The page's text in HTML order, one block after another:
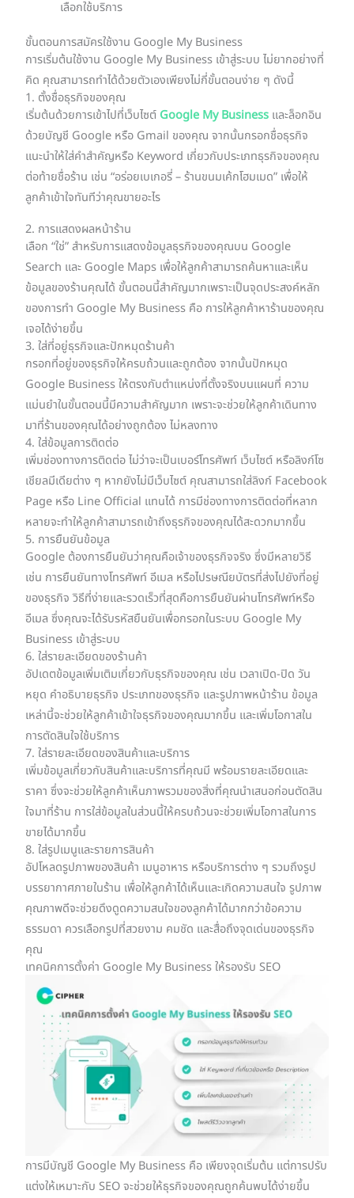
เลือกใช้บริการ
ขั้นตอนการสมัครใช้งาน Google My Business
การเริ่มต้นใช้งาน Google My Business เข้าสู่ระบบ ไม่ยากอย่างที่
คิด คุณสามารถทำได้ด้วยตัวเองเพียงไม่กี่ขั้นตอนง่าย ๆ ดังนี้
1. ตั้งชื่อธุรกิจของคุณ
เริ่มต้นด้วยการเข้าไปที่เว็บไซต์ Google My Business และล็อกอิน
ด้วยบัญชี Google หรือ Gmail ของคุณ จากนั้นกรอกชื่อธุรกิจ
แนะนำให้ใส่คำสำคัญหรือ Keyword เกี่ยวกับประเภทธุรกิจของคุณ
ต่อท้ายชื่อร้าน เช่น “อร่อยเบเกอรี่ – ร้านขนมเค้กโฮมเมด” เพื่อให้
ลูกค้าเข้าใจทันทีว่าคุณขายอะไร
2. การแสดงผลหน้าร้าน
เลือก “ใช่” สำหรับการแสดงข้อมูลธุรกิจของคุณบน Google
Search และ Google Maps เพื่อให้ลูกค้าสามารถค้นหาและเห็น
ข้อมูลของร้านคุณได้ ขั้นตอนนี้สำคัญมากเพราะเป็นจุดประสงค์หลัก
ของการทำ Google My Business คือ การให้ลูกค้าหาร้านของคุณ
เจอได้ง่ายขึ้น
3. ใส่ที่อยู่ธุรกิจและปักหมุดร้านค้า
กรอกที่อยู่ของธุรกิจให้ครบถ้วนและถูกต้อง จากนั้นปักหมุด
Google Business ให้ตรงกับตำแหน่งที่ตั้งจริงบนแผนที่ ความ
แม่นยำในขั้นตอนนี้มีความสำคัญมาก เพราะจะช่วยให้ลูกค้าเดินทาง
มาที่ร้านของคุณได้อย่างถูกต้อง ไม่หลงทาง
4. ใส่ข้อมูลการติดต่อ
เพิ่มช่องทางการติดต่อ ไม่ว่าจะเป็นเบอร์โทรศัพท์ เว็บไซต์ หรือลิงก์โซ
เชียลมีเดียต่าง ๆ หากยังไม่มีเว็บไซต์ คุณสามารถใส่ลิงก์ Facebook
Page หรือ Line Official แทนได้ การมีช่องทางการติดต่อที่หลาก
หลายจะทำให้ลูกค้าสามารถเข้าถึงธุรกิจของคุณได้สะดวกมากขึ้น
5. การยืนยันข้อมูล
Google ต้องการยืนยันว่าคุณคือเจ้าของธุรกิจจริง ซึ่งมีหลายวิธี
เช่น การยืนยันทางโทรศัพท์ อีเมล หรือไปรษณียบัตรที่ส่งไปยังที่อยู่
ของธุรกิจ วิธีที่ง่ายและรวดเร็วที่สุดคือการยืนยันผ่านโทรศัพท์หรือ
อีเมล ซึ่งคุณจะได้รับรหัสยืนยันเพื่อกรอกในระบบ Google My
Business เข้าสู่ระบบ
6. ใส่รายละเอียดของร้านค้า
อัปเดตข้อมูลเพิ่มเติมเกี่ยวกับธุรกิจของคุณ เช่น เวลาเปิด-ปิด วัน
หยุด คำอธิบายธุรกิจ ประเภทของธุรกิจ และรูปภาพหน้าร้าน ข้อมูล
เหล่านี้จะช่วยให้ลูกค้าเข้าใจธุรกิจของคุณมากขึ้น และเพิ่มโอกาสใน
การตัดสินใจใช้บริการ
7. ใส่รายละเอียดของสินค้าและบริการ
เพิ่มข้อมูลเกี่ยวกับสินค้าและบริการที่คุณมี พร้อมรายละเอียดและ
ราคา ซึ่งจะช่วยให้ลูกค้าเห็นภาพรวมของสิ่งที่คุณนำเสนอก่อนตัดสิน
ใจมาที่ร้าน การใส่ข้อมูลในส่วนนี้ให้ครบถ้วนจะช่วยเพิ่มโอกาสในการ
ขายได้มากขึ้น
8. ใส่รูปเมนูและรายการสินค้า
อัปโหลดรูปภาพของสินค้า เมนูอาหาร หรือบริการต่าง ๆ รวมถึงรูป
บรรยากาศภายในร้าน เพื่อให้ลูกค้าได้เห็นและเกิดความสนใจ รูปภาพ
คุณภาพดีจะช่วยดึงดูดความสนใจของลูกค้าได้มากกว่าข้อความ
ธรรมดา ควรเลือกรูปที่สวยงาม คมชัด และสื่อถึงจุดเด่นของธุรกิจ
คุณ
เทคนิคการตั้งค่า Google My Business ให้รองรับ SEO
การมีบัญชี Google My Business คือ เพียงจุดเริ่มต้น แต่การปรับ
แต่งให้เหมาะกับ SEO จะช่วยให้ธุรกิจของคุณถูกค้นพบได้ง่ายขึ้น